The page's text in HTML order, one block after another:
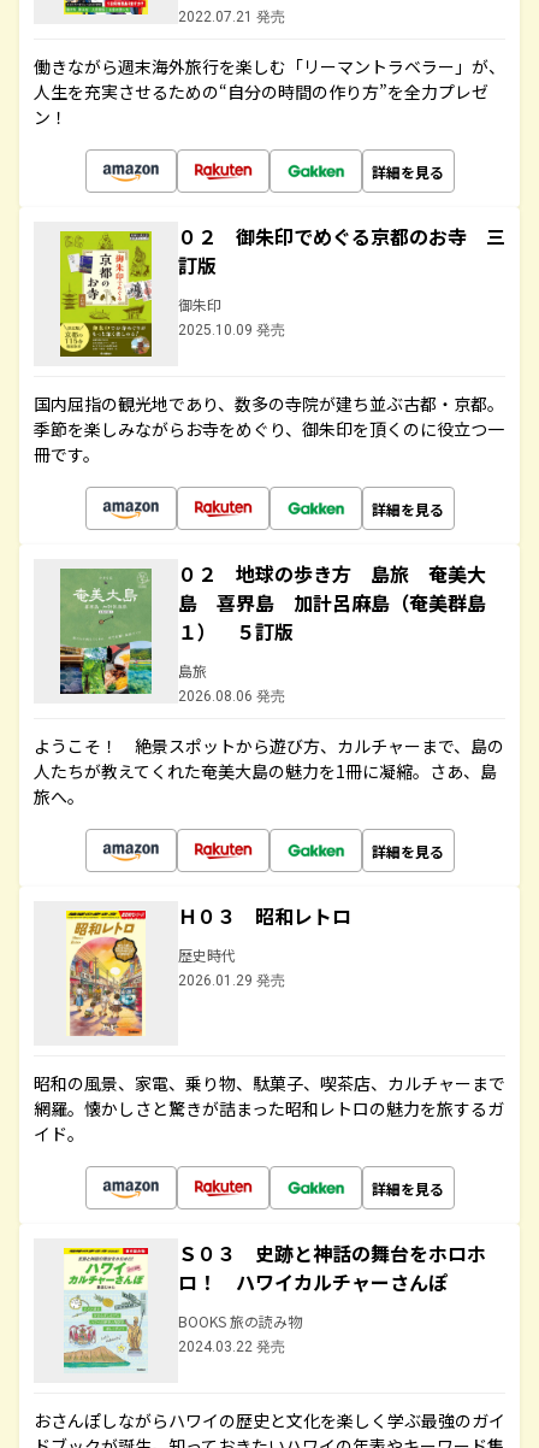
2022.07.21 発売
働きながら週末海外旅行を楽しむ「リーマントラベラー」が、
人生を充実させるための“自分の時間の作り方”を全力プレゼ
ン！
詳細を見る
０２ 御朱印でめぐる京都のお寺 三
訂版
御朱印
2025.10.09 発売
国内屈指の観光地であり、数多の寺院が建ち並ぶ古都・京都。
季節を楽しみながらお寺をめぐり、御朱印を頂くのに役立つ一
冊です。
詳細を見る
０２ 地球の歩き方 島旅 奄美大
島 喜界島 加計呂麻島（奄美群島
１） ５訂版
島旅
2026.08.06 発売
ようこそ！ 絶景スポットから遊び方、カルチャーまで、島の
人たちが教えてくれた奄美大島の魅力を1冊に凝縮。さあ、島
旅へ。
詳細を見る
Ｈ０３ 昭和レトロ
歴史時代
2026.01.29 発売
昭和の風景、家電、乗り物、駄菓子、喫茶店、カルチャーまで
網羅。懐かしさと驚きが詰まった昭和レトロの魅力を旅するガ
イド。
詳細を見る
Ｓ０３ 史跡と神話の舞台をホロホ
ロ！ ハワイカルチャーさんぽ
BOOKS 旅の読み物
2024.03.22 発売
おさんぽしながらハワイの歴史と文化を楽しく学ぶ最強のガイ